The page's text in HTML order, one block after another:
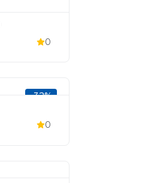
0
-32%
0